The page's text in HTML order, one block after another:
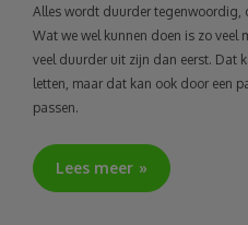
Alles wordt duurder tegenwoordig,
Wat we wel kunnen doen is zo veel
veel duurder uit zijn dan eerst. Dat
letten, maar dat kan ook door een
passen.
Lees meer